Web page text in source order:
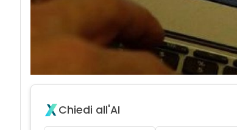
Chiedi all'AI